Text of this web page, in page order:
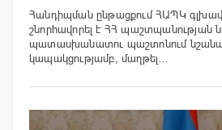
Հանդիպման ընթացքում ՀԱՊԿ
շնորհավորել է ՀՀ պաշտպանության
պատասխանատու պաշտոնում
կապակցությամբ, մաղթել…